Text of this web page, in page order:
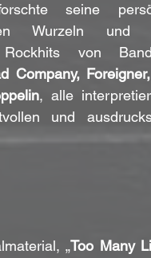
seine
Wurzeln und
Company,
, alle
und
„Too Many